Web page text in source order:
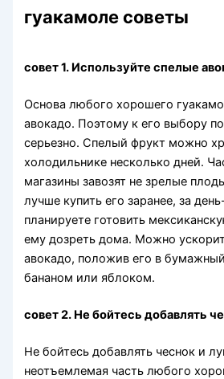
гуакамоле советы
совет 1. Используйте спелые
Основа любого хорошего
авокадо. Поэтому к его выбору
серьезно. Спелый фрукт можно
холодильнике несколько дней.
магазины завозят не зрелые
лучше купить его заранее, за
планируете готовить
ему дозреть дома. Можно
авокадо, положив его в
бананом или яблоком.
совет 2. Не бойтесь добавлять
Не бойтесь добавлять чеснок и
неотъемлемая часть любого